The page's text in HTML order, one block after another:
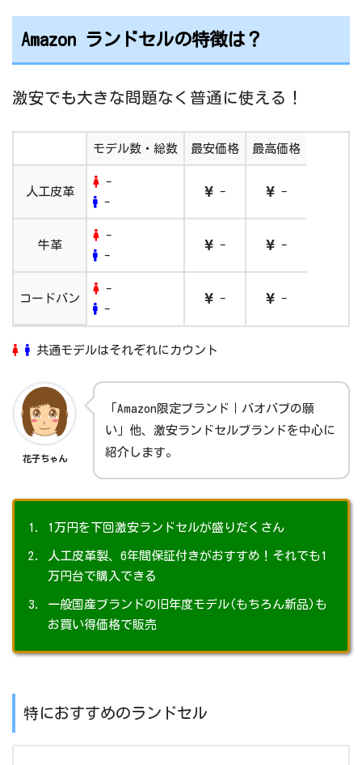
Amazon ランドセルの特徴は？
激安でも大きな問題なく普通に使える！
モデル数・総数 最安価格 最高価格
人工皮革
-
-
- -
牛革
-
-
- -
コードバン
-
-
- -
共通モデルはそれぞれにカウント
花子ちゃん
「Amazon限定ブランド｜バオバブの願
い」他、激安ランドセルブランドを中心に
紹介します。
1万円を下回激安ランドセルが盛りだくさん
人工皮革製、6年間保証付きがおすすめ！それでも1
万円台で購入できる
一般国産ブランドの旧年度モデル(もちろん新品)も
お買い得価格で販売
特におすすめのランドセル